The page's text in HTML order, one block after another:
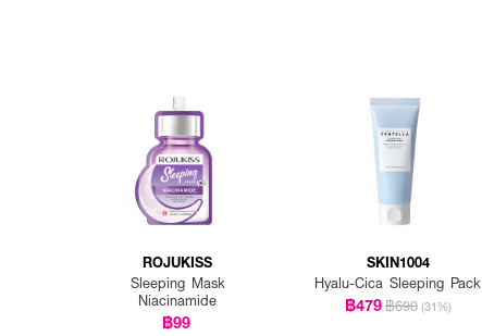
ROJUKISS
Sleeping Mask
Niacinamide
฿99
SKIN1004
Hyalu-Cica Sleeping Pack
฿479฿690 (31%)